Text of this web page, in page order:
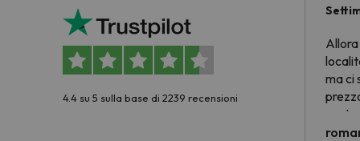
4.4 su 5 sulla base di 2239 recensioni
Allora
ma ci